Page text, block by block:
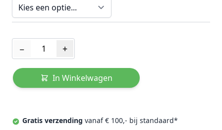
− +
In Winkelwagen
Gratis verzending vanaf € 100,- bij standaard*